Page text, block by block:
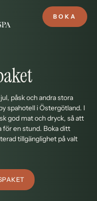
BOKA
påsk och andra stora
spahotell i Östergötland. I
god mat och dryck, så att
för en stund. Boka ditt
tillgänglighet på valt